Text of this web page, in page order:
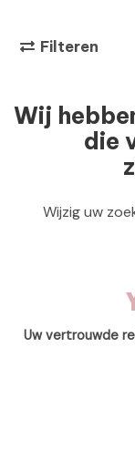
Filteren
Wij
die
Wijzig uw
Uw vertrouwde